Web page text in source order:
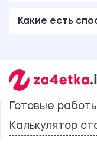
Какие есть
Готовые
Калькулятор